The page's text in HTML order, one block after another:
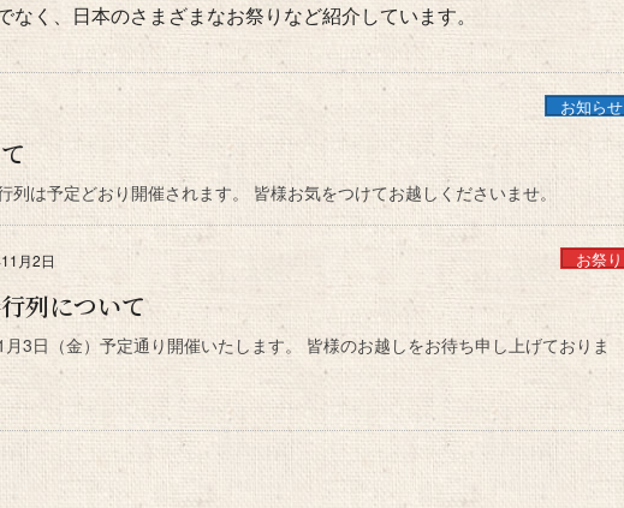
く、日本のさまざまなお祭りなど紹介しています。
お知らせ
は予定どおり開催されます。 皆様お気をつけてお越しくださいませ。
月2日 お祭り
列について
月3日（金）予定通り開催いたします。 皆様のお越しをお待ち申し上げておりま